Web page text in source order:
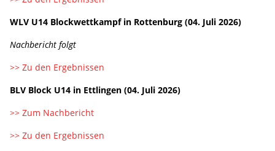
WLV U14 Blockwettkampf in Rottenburg (04. Juli 2026)
Nachbericht folgt
>> Zu den Ergebnissen
BLV Block U14 in Ettlingen (04. Juli 2026)
>> Zum Nachbericht
>> Zu den Ergebnissen